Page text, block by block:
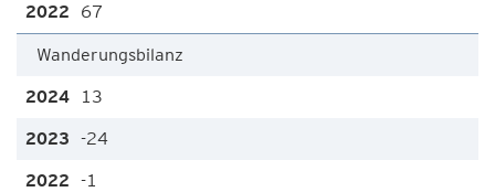
67
Wanderungsbilanz
13
-24
-1